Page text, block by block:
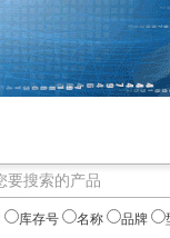
库存号 名称 品牌